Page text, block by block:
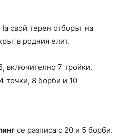
свой терен отборът на
в родния елит.
включително 7 тройки.
точки, 8 борби и 10
се разписа с 20 и 5 борби.